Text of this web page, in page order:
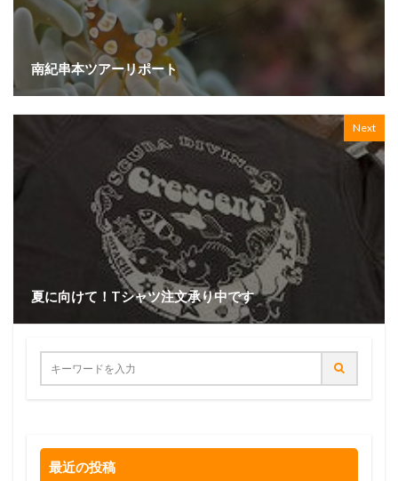
南紀串本ツアーリポート
Next
夏に向けて！Tシャツ注文承り中です
最近の投稿